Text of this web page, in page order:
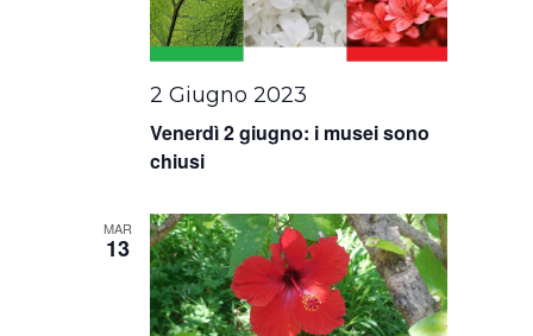
Venerdì 2 giugno: i musei sono
chiusi
2 Giugno 2023
MAR
13